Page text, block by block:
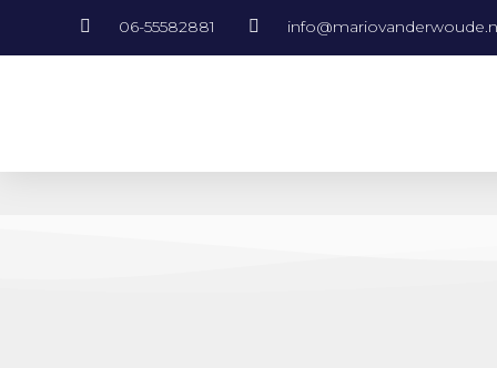
06-55582881